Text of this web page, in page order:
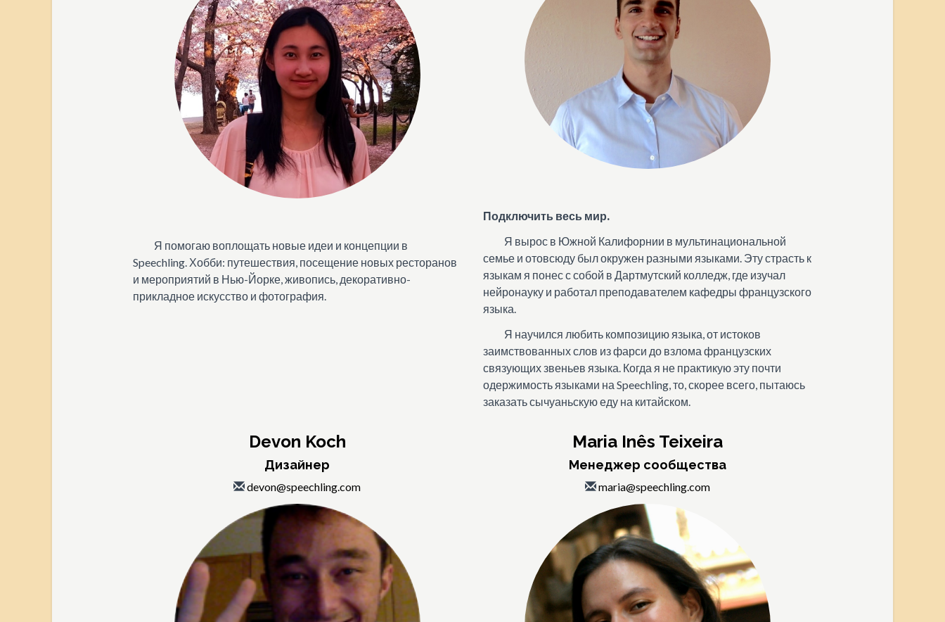
Я помогаю воплощать новые идеи и концепции в
Speechling. Хобби: путешествия, посещение новых ресторанов
и мероприятий в Нью-Йорке, живопись, декоративно-
прикладное искусство и фотография.
Подключить весь мир.
Я вырос в Южной Калифорнии в мультинациональной
семье и отовсюду был окружен разными языками. Эту страсть к
языкам я понес с собой в Дартмутский колледж, где изучал
нейронауку и работал преподавателем кафедры французского
языка.
Я научился любить композицию языка, от истоков
заимствованных слов из фарси до взлома французских
связующих звеньев языка. Когда я не практикую эту почти
одержимость языками на Speechling, то, скорее всего, пытаюсь
заказать сычуаньскую еду на китайском.
Devon Koch
Дизайнер
devon@speechling.com
Maria Inês Teixeira
Менеджер сообщества
maria@speechling.com